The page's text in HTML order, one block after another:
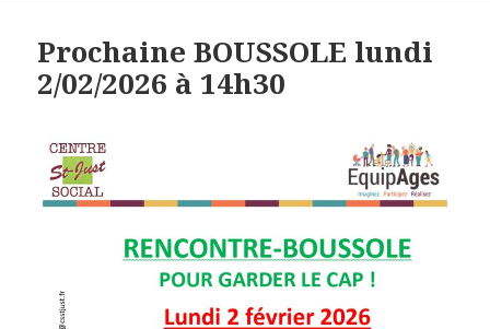
Prochaine BOUSSOLE lundi
2/02/2026 à 14h30